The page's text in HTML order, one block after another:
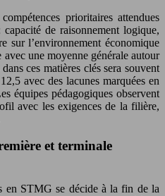
prioritaires attendues
de raisonnement logique,
sur l’environnement économique
une moyenne générale autour
ces matières clés sera souvent
avec des lacunes marquées en
équipes pédagogiques observent
avec les exigences de la filière,
et terminale
en STMG se décide à la fin de la